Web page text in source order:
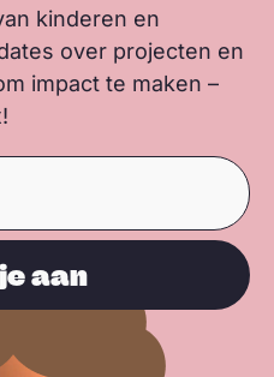
kinderen en
over projecten en
impact te maken –
aan